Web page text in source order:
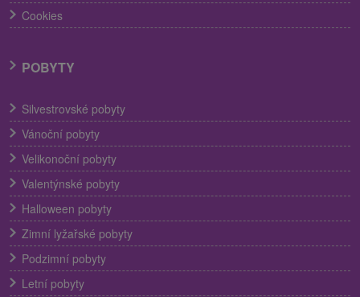
Cookies
POBYTY
Silvestrovské pobyty
Vánoční pobyty
Velikonoční pobyty
Valentýnské pobyty
Halloween pobyty
Zimní lyžařské pobyty
Podzimní pobyty
Letní pobyty